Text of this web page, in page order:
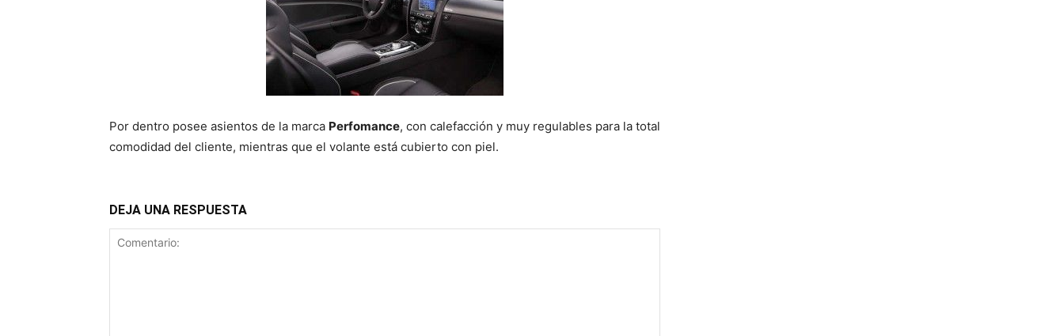
Por dentro posee asientos de la marca Perfomance, con calefacción y muy regulables para la total
comodidad del cliente, mientras que el volante está cubierto con piel.
DEJA UNA RESPUESTA